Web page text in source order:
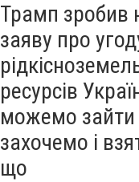
Трамп зробив
заяву про
ресурсів
можемо зайти
захочемо і
що